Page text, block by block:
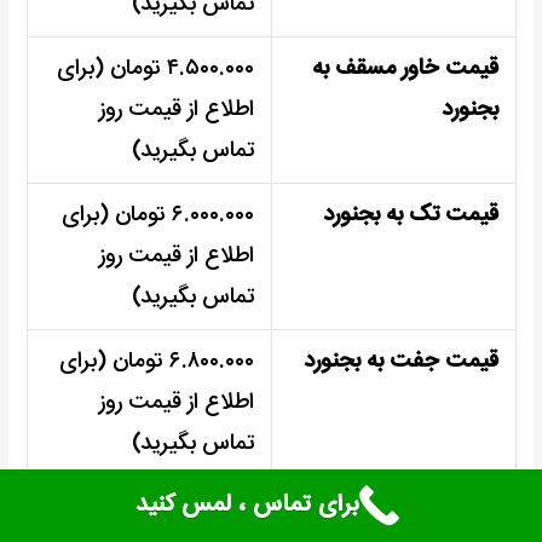
قیمت خاور مسقف به
بجنورد
۴.۵۰۰.۰۰۰ تومان (برای
اطلاع از قیمت روز
تماس بگیرید)
قیمت تک به بجنورد
۶.۰۰۰.۰۰۰ تومان (برای
اطلاع از قیمت روز
تماس بگیرید)
قیمت جفت به بجنورد
۶.۸۰۰.۰۰۰ تومان (برای
اطلاع از قیمت روز
تماس بگیرید)
قیمت کفی به بجنورد
۸.۰۰۰.۰۰۰ تومان (برایبرای تماس ، لمس کنید